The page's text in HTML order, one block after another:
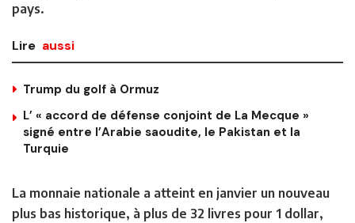
pays.
Lire aussi
Trump du golf à Ormuz
L’ « accord de défense conjoint de La Mecque »
signé entre l’Arabie saoudite, le Pakistan et la
Turquie
La monnaie nationale a atteint en janvier un nouveau
plus bas historique, à plus de 32 livres pour 1 dollar,